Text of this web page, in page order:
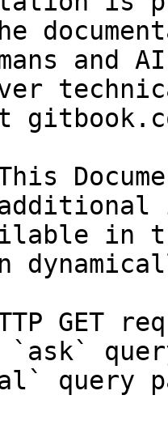
and
in
GET
`ask`
query